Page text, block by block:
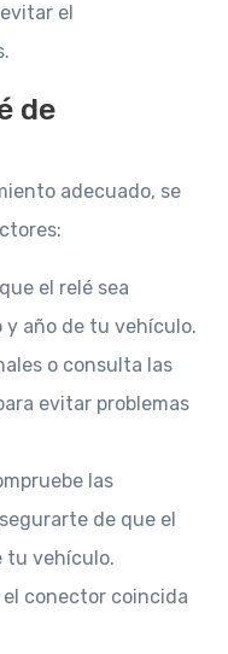
el
de
adecuado, se
el relé sea
y año de tu vehículo.
o consulta las
evitar problemas
las
de que el
tu vehículo.
conector coincida